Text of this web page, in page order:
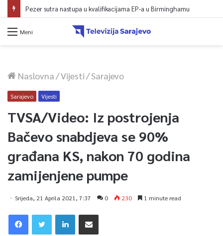
Pezer sutra nastupa u kvalifikacijama EP-a u Birminghamu
Meni
Naslovna/Vijesti/Sarajevo
Sarajevo Vijesti
TVSA/Video: Iz postrojenja
Bačevo snabdjeva se 90%
građana KS, nakon 70 godina
zamijenjene pumpe
Srijeda, 21 Aprila 2021, 7:37 0 230 1 minute read